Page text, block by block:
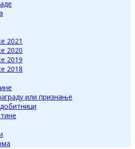
2021
2020
2019
2018
или признање